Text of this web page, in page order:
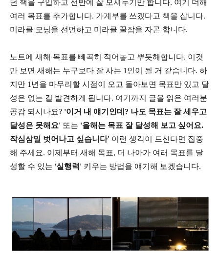
던 책을 구입하고 선반에 잘 모셔두기만 합니다. 여기 더해
여러 목표를 추가합니다. 가계부를 쓰겠다고 책을 삽니다.
미라클 모닝을 선언하고 미라클 꿀잠을 자곤 합니다.
노트에 새해 목표를 빼곡히 적어놓고 뿌듯해합니다. 이것
만 보면 새해는 누구보다 잘 사는 1인이 될 거 같습니다. 하
지만 1년을 마무리할 시점이 오고 돌아보면 목표만 있고 달
성은 없는 걸 발견하게 됩니다. 여기까지 글을 읽은 여러분
공감 되시나요? '이거 내 얘기인데? 나도 목표는 잘 세우고
달성은 못해요' 또는 '올해는 목표 잘 달성해 보고 싶어요.
작심삼일 벗어나고 싶습니다' 이런 생각이 드신다면 집중
해 주세요. 이제부터 새해 목표, 더 나아가 여러 목표를 달
성할 수 있는 '실행력' 키우는 방법을 얘기해 보겠습니다.